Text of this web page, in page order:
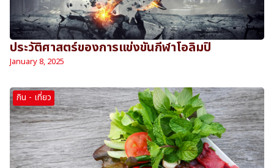
ประวัติศาสตร์ของการแข่งขันกีฬาโอลิมปิ
January 8, 2025
กิน - เที่ยว